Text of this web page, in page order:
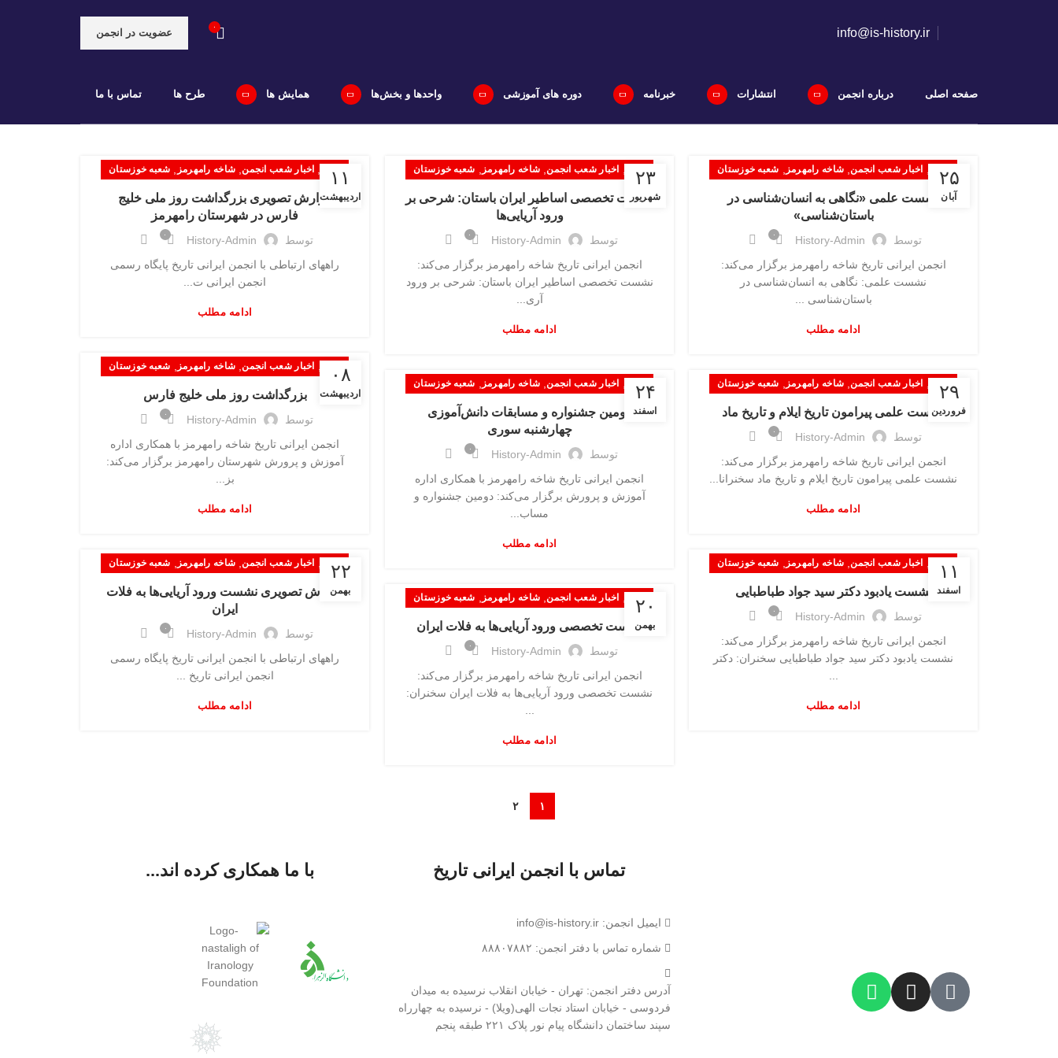
info@is-history.ir ۰ عضویت در انجمن
صفحه اصلی درباره انجمن انتشارات خبرنامه دوره های آموزشی واحدها و بخش‌ها همایش ها طرح ها تماس با ما
۲۵
آبان
اخبار اخبار شعب انجمن, شاخه رامهرمز شعبه خوزستان
نشست علمی «نگاهی به انسان‌شناسی در
باستان‌شناسی»
توسط History-Admin ۰
انجمن ایرانی تاریخ شاخه رامهرمز برگزار می‌کند:
نشست علمی: نگاهی به انسان‌شناسی در
باستان‌شناسی ...
ادامه مطلب
۲۳
شهریور
اخبار اخبار شعب انجمن, شاخه رامهرمز شعبه خوزستان
نشست تخصصی اساطیر ایران باستان: شرحی بر
ورود آریایی‌ها
توسط History-Admin ۰
انجمن ایرانی تاریخ شاخه رامهرمز برگزار می‌کند:
نشست تخصصی اساطیر ایران باستان: شرحی بر ورود
آری...
ادامه مطلب
۱۱
اردیبهشت
اخبار اخبار شعب انجمن, شاخه رامهرمز شعبه خوزستان
گزارش تصویری بزرگداشت روز ملی خلیج
فارس در شهرستان رامهرمز
توسط History-Admin ۰
راههای ارتباطی با انجمن ایرانی تاریخ پایگاه رسمی
انجمن ایرانی ت...
ادامه مطلب
۰۸
اردیبهشت
اخبار شعب انجمن, شاخه رامهرمز شعبه خوزستان
بزرگداشت روز ملی خلیج فارس
توسط History-Admin ۰
انجمن ایرانی تاریخ شاخه رامهرمز با همکاری اداره
آموزش و پرورش شهرستان رامهرمز برگزار می‌کند:
بز...
ادامه مطلب
۲۹
فروردین
اخبار اخبار شعب انجمن, شاخه رامهرمز شعبه خوزستان
نشست علمی پیرامون تاریخ ایلام و تاریخ ماد
توسط History-Admin ۰
انجمن ایرانی تاریخ شاخه رامهرمز برگزار می‌کند:
نشست علمی پیرامون تاریخ ایلام و تاریخ ماد سخنرانا...
ادامه مطلب
۲۴
اسفند
اخبار اخبار شعب انجمن, شاخه رامهرمز شعبه خوزستان
دومین جشنواره و مسابقات دانش‌آموزی
چهارشنبه سوری
توسط History-Admin ۰
انجمن ایرانی تاریخ شاخه رامهرمز با همکاری اداره
آموزش و پرورش برگزار می‌کند: دومین جشنواره و
مساب...
ادامه مطلب
۱۱
اسفند
اخبار اخبار شعب انجمن, شاخه رامهرمز شعبه خوزستان
نشست یادبود دکتر سید جواد طباطبایی
توسط History-Admin ۰
انجمن ایرانی تاریخ شاخه رامهرمز برگزار می‌کند:
نشست یادبود دکتر سید جواد طباطبایی سخنران: دکتر
ادامه مطلب
۲۲
بهمن
اخبار اخبار شعب انجمن, شاخه رامهرمز شعبه خوزستان
گزارش تصویری نشست ورود آریایی‌ها به فلات
ایران
توسط History-Admin ۰
راههای ارتباطی با انجمن ایرانی تاریخ پایگاه رسمی
انجمن ایرانی تاریخ ...
ادامه مطلب
۲۰
بهمن
اخبار اخبار شعب انجمن, شاخه رامهرمز شعبه خوزستان
نشست تخصصی ورود آریایی‌ها به فلات ایران
توسط History-Admin ۰
انجمن ایرانی تاریخ شاخه رامهرمز برگزار می‌کند:
نشست تخصصی ورود آریایی‌ها به فلات ایران سخنران:
ادامه مطلب
۱ ۲
تماس با انجمن ایرانی تاریخ
ایمیل انجمن: info@is-history.ir
شماره تماس با دفتر انجمن: ۸۸۸۰۷۸۸۲
آدرس دفتر انجمن: تهران - خیابان انقلاب نرسیده به میدان
فردوسی - خیابان استاد نجات الهی(ویلا) - نرسیده به چهارراه
سپند ساختمان دانشگاه پیام نور پلاک ۲۲۱ طبقه پنجم
با ما همکاری کرده اند...